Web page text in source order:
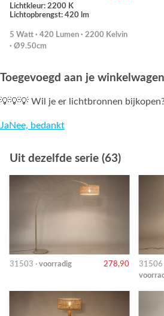
Lichtkleur: 2200 K
Lichtopbrengst: 420 lm
5 Watt · 420 Lumen · 2200 Kelvin
· Ø9.50cm
Toegevoegd aan je
💡💡💡 Wil je er lichtbronnen
JaNee, bedankt
Uit dezelfde serie (63)
31503 · voorradig 278,90
31506